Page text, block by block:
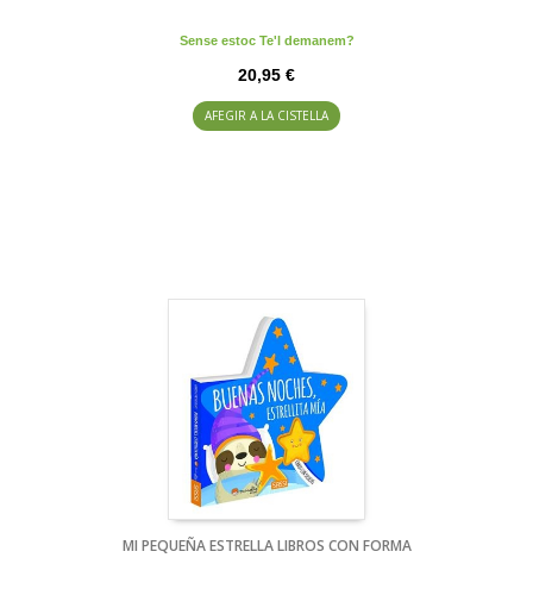
Sense estoc Te'l demanem?
20,95 €
AFEGIR A LA CISTELLA
MI PEQUEÑA ESTRELLA LIBROS CON FORMA